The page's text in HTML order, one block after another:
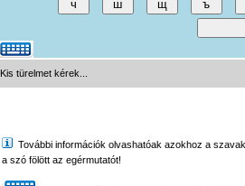
Kis türelmet kérek...
További információk olvashatóak azokhoz a
a szó fölött az egérmutatót!